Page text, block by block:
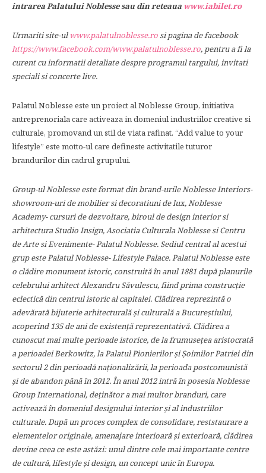
intrarea Palatului Noblesse sau din reteaua www.iabilet.ro
Urmariti site-ulwww.palatulnoblesse.ro si pagina de facebook
https://www.facebook.com/www.palatulnoblesse.ro, pentru a fi la
curent cu informatii detaliate despre programul targului, invitati
speciali si concerte live.
Palatul Noblesse este un proiect al Noblesse Group, initiativa
antreprenoriala care activeaza in domeniul industriilor creative si
culturale, promovand un stil de viata rafinat. “Add value to your
lifestyle” este motto-ul care defineste activitatile tuturor
brandurilor din cadrul grupului.
Group-ul Noblesse este format din brand-urile Noblesse Interiors-
showroom-uri de mobilier si decoratiuni de lux, Noblesse
Academy- cursuri de dezvoltare, biroul de design interior si
arhitectura Studio Insign, Asociatia Culturala Noblesse si Centru
de Arte si Evenimente- Palatul Noblesse. Sediul central al acestui
grup este Palatul Noblesse- Lifestyle Palace.Palatul Noblesse este
o clădire monument istoric, construită în anul 1881 după planurile
celebrului arhitect Alexandru Săvulescu, fiind prima construcție
eclectică din centrul istoric al capitalei. Clădirea reprezintă o
adevărată bijuterie arhitecturală și culturală a Bucureștiului,
acoperind 135 de ani de existență reprezentativă. Clădirea a
cunoscut mai multe perioade istorice, de la frumusețea aristocrată
a perioadei Berkowitz, la Palatul Pionierilor și Șoimilor Patriei din
sectorul 2 din perioadă naționalizării, la perioada postcomunistă
și de abandon până în 2012. În anul 2012 intră în posesia Noblesse
Group International, deținător a mai multor branduri, care
activează în domeniul designului interior și al industriilor
culturale. După un proces complex de consolidare, reststaurare a
elementelor originale, amenajare interioară și exterioară, clădirea
devine ceea ce este astăzi: unul dintre cele mai importante centre
de cultură, lifestyle și design, un concept unic în Europa.